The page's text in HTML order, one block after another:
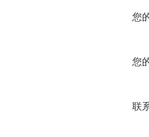
您
您
联